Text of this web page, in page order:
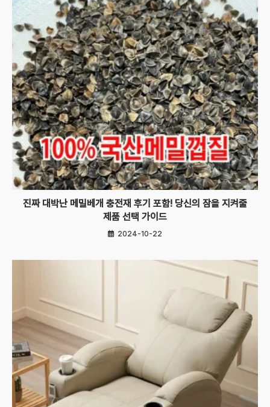
진짜 대박난 메밀베개 충전재 후기 포함! 당신의 잠을 지켜줄
제품 선택 가이드
2024-10-22